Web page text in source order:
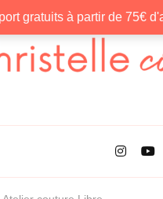
gratuits à partir de 75€